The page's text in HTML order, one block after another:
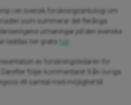
i en svensk forskningsantologi om
som summerar det fleråriga
ingens utmaningar på den svenska
laddas ner gratis här
av forskningsledaren för
följer kommentarer från övriga
ett samtal med möjlighet till